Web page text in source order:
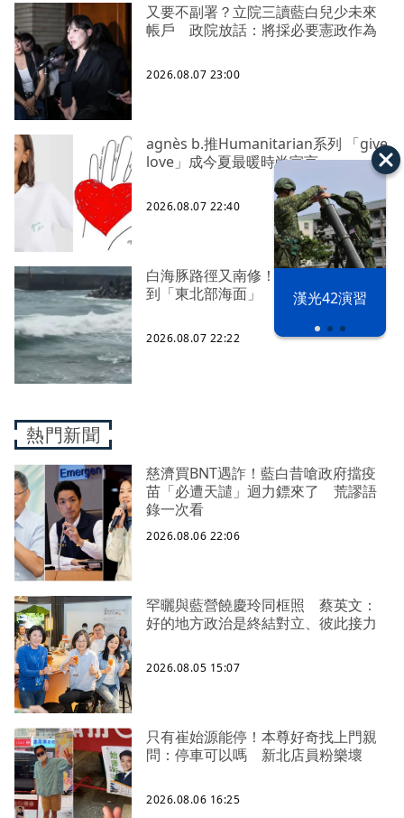
漢光42演習
又要不副署？立院三讀藍白兒少未來
帳戶 政院放話：將採必要憲政作為
2026.08.07 23:00
agnès b.推Humanitarian系列 「give
love」成今夏最暖時尚宣言
2026.08.07 22:40
白海豚路徑又南修！ 海警範圍擴增
到「東北部海面」
2026.08.07 22:22
熱門新聞
慈濟買BNT遇詐！藍白昔嗆政府擋疫
苗「必遭天譴」迴力鏢來了 荒謬語
錄一次看
2026.08.06 22:06
罕曬與藍營饒慶玲同框照 蔡英文：
好的地方政治是終結對立、彼此接力
2026.08.05 15:07
只有崔始源能停！本尊好奇找上門親
問：停車可以嗎 新北店員粉樂壞
2026.08.06 16:25